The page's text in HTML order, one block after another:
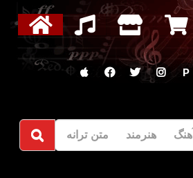
P
هنرمند متن ترانه